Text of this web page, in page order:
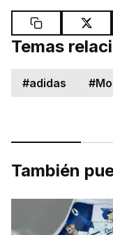
Temas
#adidas #
También